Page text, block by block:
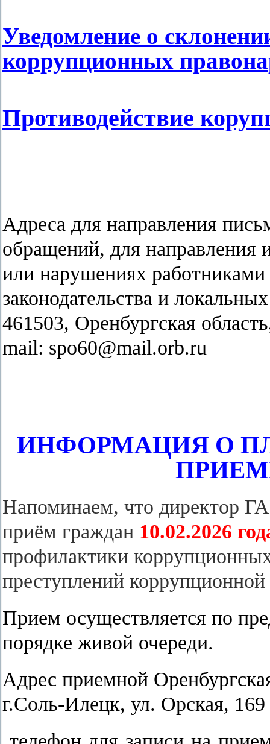
Уведомление о
коррупционных
Противодействие
Адреса для направления
обращений, для направления
или нарушениях работниками
законодательства и
461503, Оренбургская
mail: spo60@mail.orb.ru
ИНФОРМАЦИЯ О
Напоминаем, что директор
приём граждан 10.02.2026
профилактики
преступлений
Прием осуществляется по
порядке живой очереди.
Адрес приемной
г.Соль-Илецк, ул. Орская, 169